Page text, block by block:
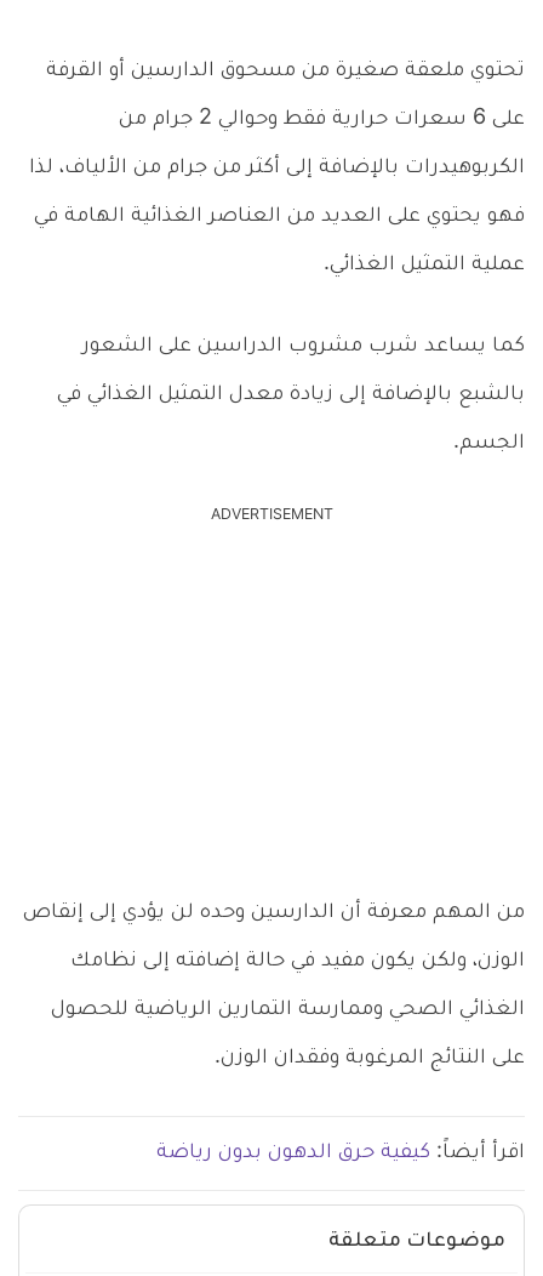
تحتوي ملعقة صغيرة من مسحوق الدارسين أو القرفة
على 6 سعرات حرارية فقط وحوالي 2 جرام من
الكربوهيدرات بالإضافة إلى أكثر من جرام من الألياف، لذا
فهو يحتوي على العديد من العناصر الغذائية الهامة في
عملية التمثيل الغذائي.
كما يساعد شرب مشروب الدراسين على الشعور
بالشبع بالإضافة إلى زيادة معدل التمثيل الغذائي في
الجسم.
ADVERTISEMENT
من المهم معرفة أن الدارسين وحده لن يؤدي إلى إنقاص
الوزن، ولكن يكون مفيد في حالة إضافته إلى نظامك
الغذائي الصحي وممارسة التمارين الرياضية للحصول
على النتائج المرغوبة وفقدان الوزن.
اقرأ أيضاً: كيفية حرق الدهون بدون رياضة
موضوعات متعلقة